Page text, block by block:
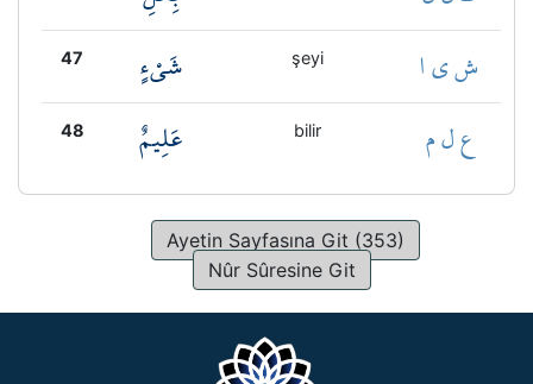
47 شَيْءٍ şeyi ش ي ا
48 عَلِيمٌ bilir ع ل م
Ayetin Sayfasına Git (353)
Nûr Sûresine Git